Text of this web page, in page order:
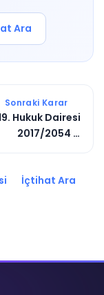
Ara
Sonraki Karar
Hukuk Dairesi
2017/2054 E.
İçtihat Ara